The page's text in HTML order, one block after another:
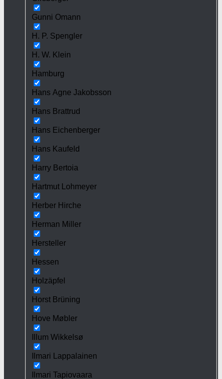
Gunni Omann
H. P. Spengler
H. W. Klein
Hamburg
Hans Agne Jakobsson
Hans Brattrud
Hans Eichenberger
Hans Kaufeld
Harry Bertoia
Hartmut Lohmeyer
Herber Hirche
Herman Miller
Hersteller
Hessen
Holzäpfel
Horst Brüning
Hove Møbler
Illum Wikkelsø
Ilmari Lappalainen
Ilmari Tapiovaara